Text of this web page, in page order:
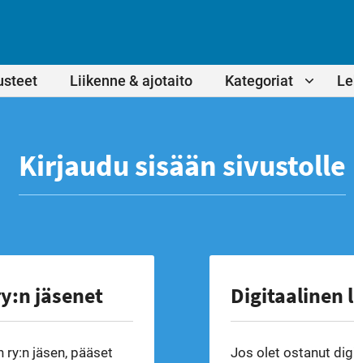
Liikenne & ajotaito Kategoriat
Kirjaudu sisään sivustolle
jäsenet
ry:n jäsen, pääset
Digitaalinen
Jos olet ostanut